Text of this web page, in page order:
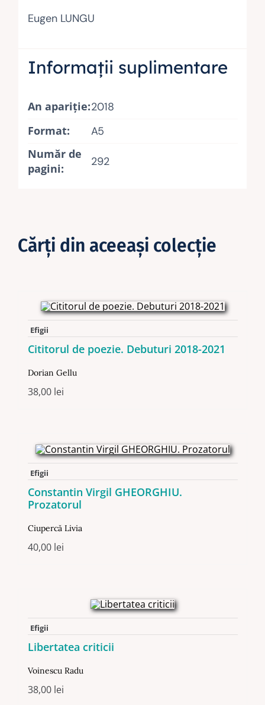
Eugen LUNGU
Informații suplimentare
An apariţie:2018
Format:
A5
Număr de
pagini:
292
Cărţi din aceeaşi colecţie
Efigii
Cititorul de poezie. Debuturi 2018-2021
Dorian Gellu
38,00 lei
Efigii
Constantin Virgil GHEORGHIU.
Prozatorul
Ciupercă Livia
40,00 lei
Efigii
Libertatea criticii
Voinescu Radu
38,00 lei